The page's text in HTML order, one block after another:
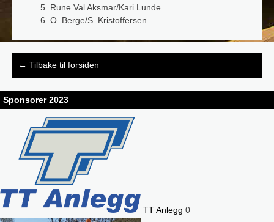
Rune Val Aksmar/Kari Lunde
O. Berge/S. Kristoffersen
navigation
← Tilbake til forsiden
Sponsorer 2023
TT Anlegg 0